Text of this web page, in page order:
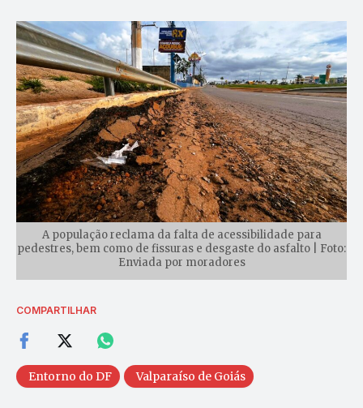
A população reclama da falta de acessibilidade para
pedestres, bem como de fissuras e desgaste do asfalto | Foto:
Enviada por moradores
COMPARTILHAR
Entorno do DF Valparaíso de Goiás